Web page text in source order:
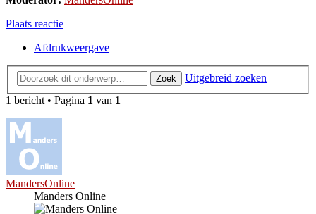
Plaats reactie
Afdrukweergave
Zoek
Uitgebreid zoeken
1 bericht • Pagina 1 van 1
MandersOnline
Manders Online